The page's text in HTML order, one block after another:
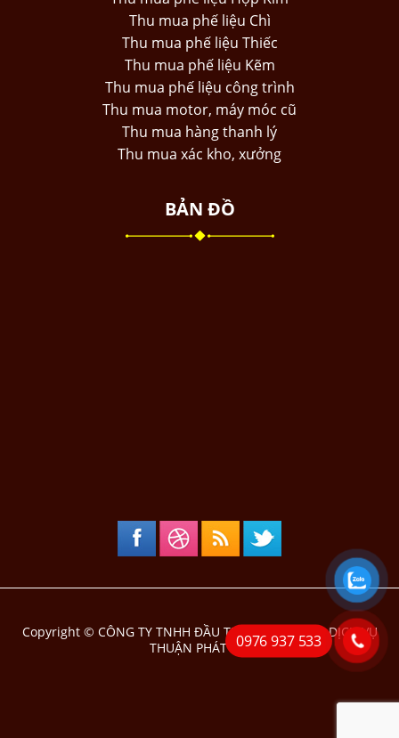
Thu mua phế liệu Chì
Thu mua phế liệu Thiếc
Thu mua phế liệu Kẽm
Thu mua phế liệu công trình
Thu mua motor, máy móc cũ
Thu mua hàng thanh lý
Thu mua xác kho, xưởng
BẢN ĐỒ
Copyright © CÔNG TY TNHH ĐẦU TƯ THƯƠNG MẠI DỊCH VỤ
THUẬN PHÁT TÀI0976 937 533